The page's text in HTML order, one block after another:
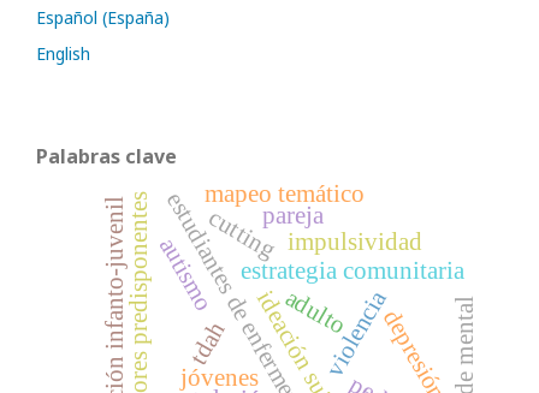
Español (España)
English
Palabras clave
violencia
estudiantes de enfermeríaestrategia comunitaria
factores predisponentes jóvenes
cutting impulsividad
tdah depresión
autismo adulto
pareja
población infanto‑juvenil saúde mental
mapeo temático